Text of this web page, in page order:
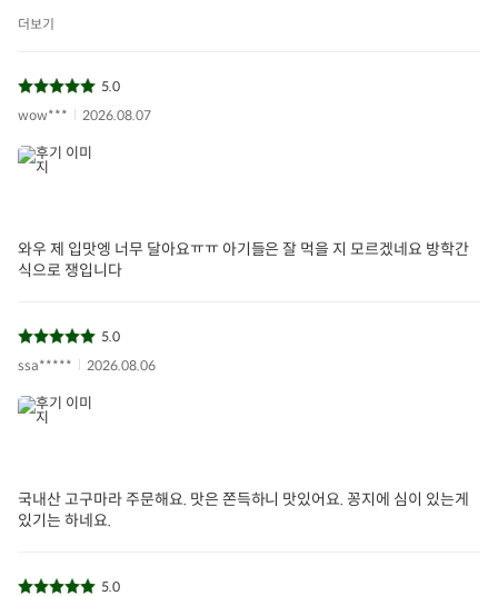
더보기
5.0
wow***
2026.08.07
와우 제 입맛엥 너무 달아요ㅠㅠ 아기들은 잘 먹을 지 모르겠네요 방학간
식으로 쟁입니다
5.0
ssa*****
2026.08.06
국내산 고구마라 주문해요. 맛은 쫀득하니 맛있어요. 꽁지에 심이 있는게
있기는 하네요.
5.0